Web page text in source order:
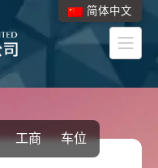
工商 车位
简体中文